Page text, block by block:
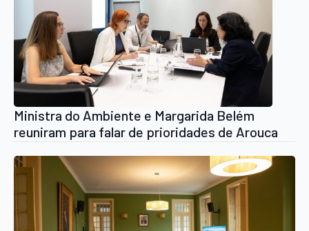
Ministra do Ambiente e Margarida Belém
reuniram para falar de prioridades de Arouca